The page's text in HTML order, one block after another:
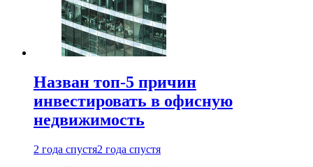
Назван топ-5 причин
инвестировать в офисную
недвижимость
2 года спустя2 года спустя